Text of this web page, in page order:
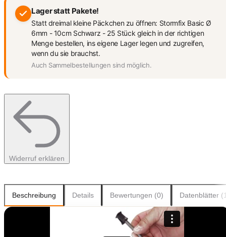
Lager statt Pakete!
Statt dreimal kleine Päckchen zu öffnen: Stormfix Basic Ø
6mm - 10cm Schwarz - 25 Stück gleich in der richtigen
Menge bestellen, ins eigene Lager legen und zugreifen,
wenn du sie brauchst.
Auch Sammelbestellungen sind möglich.
Widerruf erklären
Beschreibung Details Bewertungen (0) Datenblätter